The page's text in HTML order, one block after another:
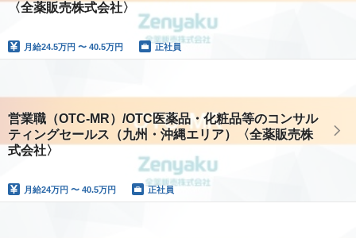
〈全薬販売株式会社〉
月給24.5万円 〜 40.5万円 正社員
営業職（OTC-MR）/OTC医薬品・化粧品等のコンサル
ティングセールス（九州・沖縄エリア）〈全薬販売株
式会社〉
月給24万円 〜 40.5万円 正社員